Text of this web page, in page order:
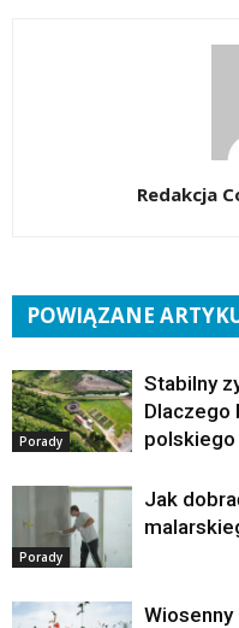
Redakcja
POWIĄZANE
Porady
Stabilny
Dlaczego
polskiego
Porady
Jak